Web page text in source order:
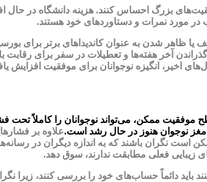
بزرگ احساس کنند. هزینه دانشگاه در
در مورد نمرات و دستاوردهای خود هستند.
فعالیت‌های فوق برنامه مختلف یا ظاهر شدن به عنوان
آخر هفته‌ها و تعطیلات در سفر برای رقابت
نیست که یک مطالعه در سال ۲۰۱۶ نشان داد که در سال‌های اخیر، انگیزه
موفقیت ممکن، می‌تواند نوجوانان را کاملاً تحت
نوجوان هنوز در حال رشد است.علاوه بر
است نگران باشند که به اندازه دیگران در
زیبایی فعلی مطابقت ندارند، سوق دهد.
دائماً حساب‌های خود را بررسی کنند، زیرا